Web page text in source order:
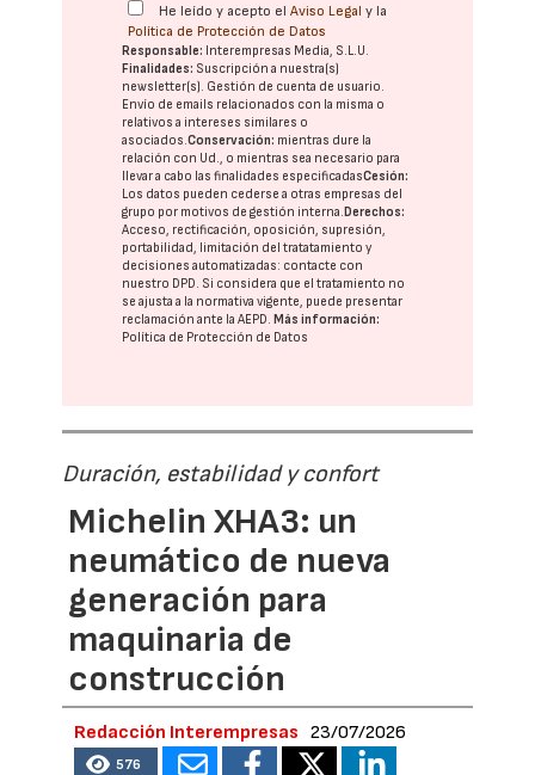
He leído y acepto elAviso Legal y la
Política de Protección de Datos
Responsable: Interempresas Media, S.L.U.
Finalidades: Suscripción a nuestra(s)
newsletter(s). Gestión de cuenta de usuario.
Envío de emails relacionados con la misma o
relativos a intereses similares o
asociados.Conservación: mientras dure la
relación con Ud., o mientras sea necesario para
llevar a cabo las finalidades especificadasCesión:
Los datos pueden cederse a otras empresas del
grupo por motivos de gestión interna.Derechos:
Acceso, rectificación, oposición, supresión,
portabilidad, limitación del tratatamiento y
decisiones automatizadas: contacte con
nuestro DPD. Si considera que el tratamiento no
se ajusta a la normativa vigente, puede presentar
reclamación ante laAEPD.Más información:
Política de Protección de Datos
Duración, estabilidad y confort
Michelin XHA3: un
neumático de nueva
generación para
maquinaria de
construcción
Redacción Interempresas 23/07/2026
576